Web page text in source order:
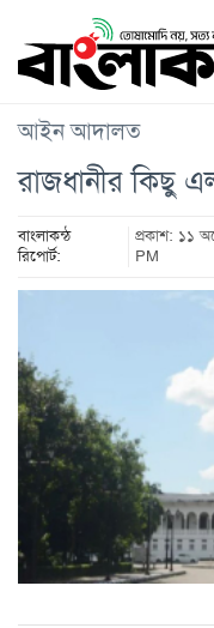
আইন আদালত
রাজধানীর কিছু
বাংলাকন্ঠ
রিপোর্ট:
প্রকাশ: ১১
PM